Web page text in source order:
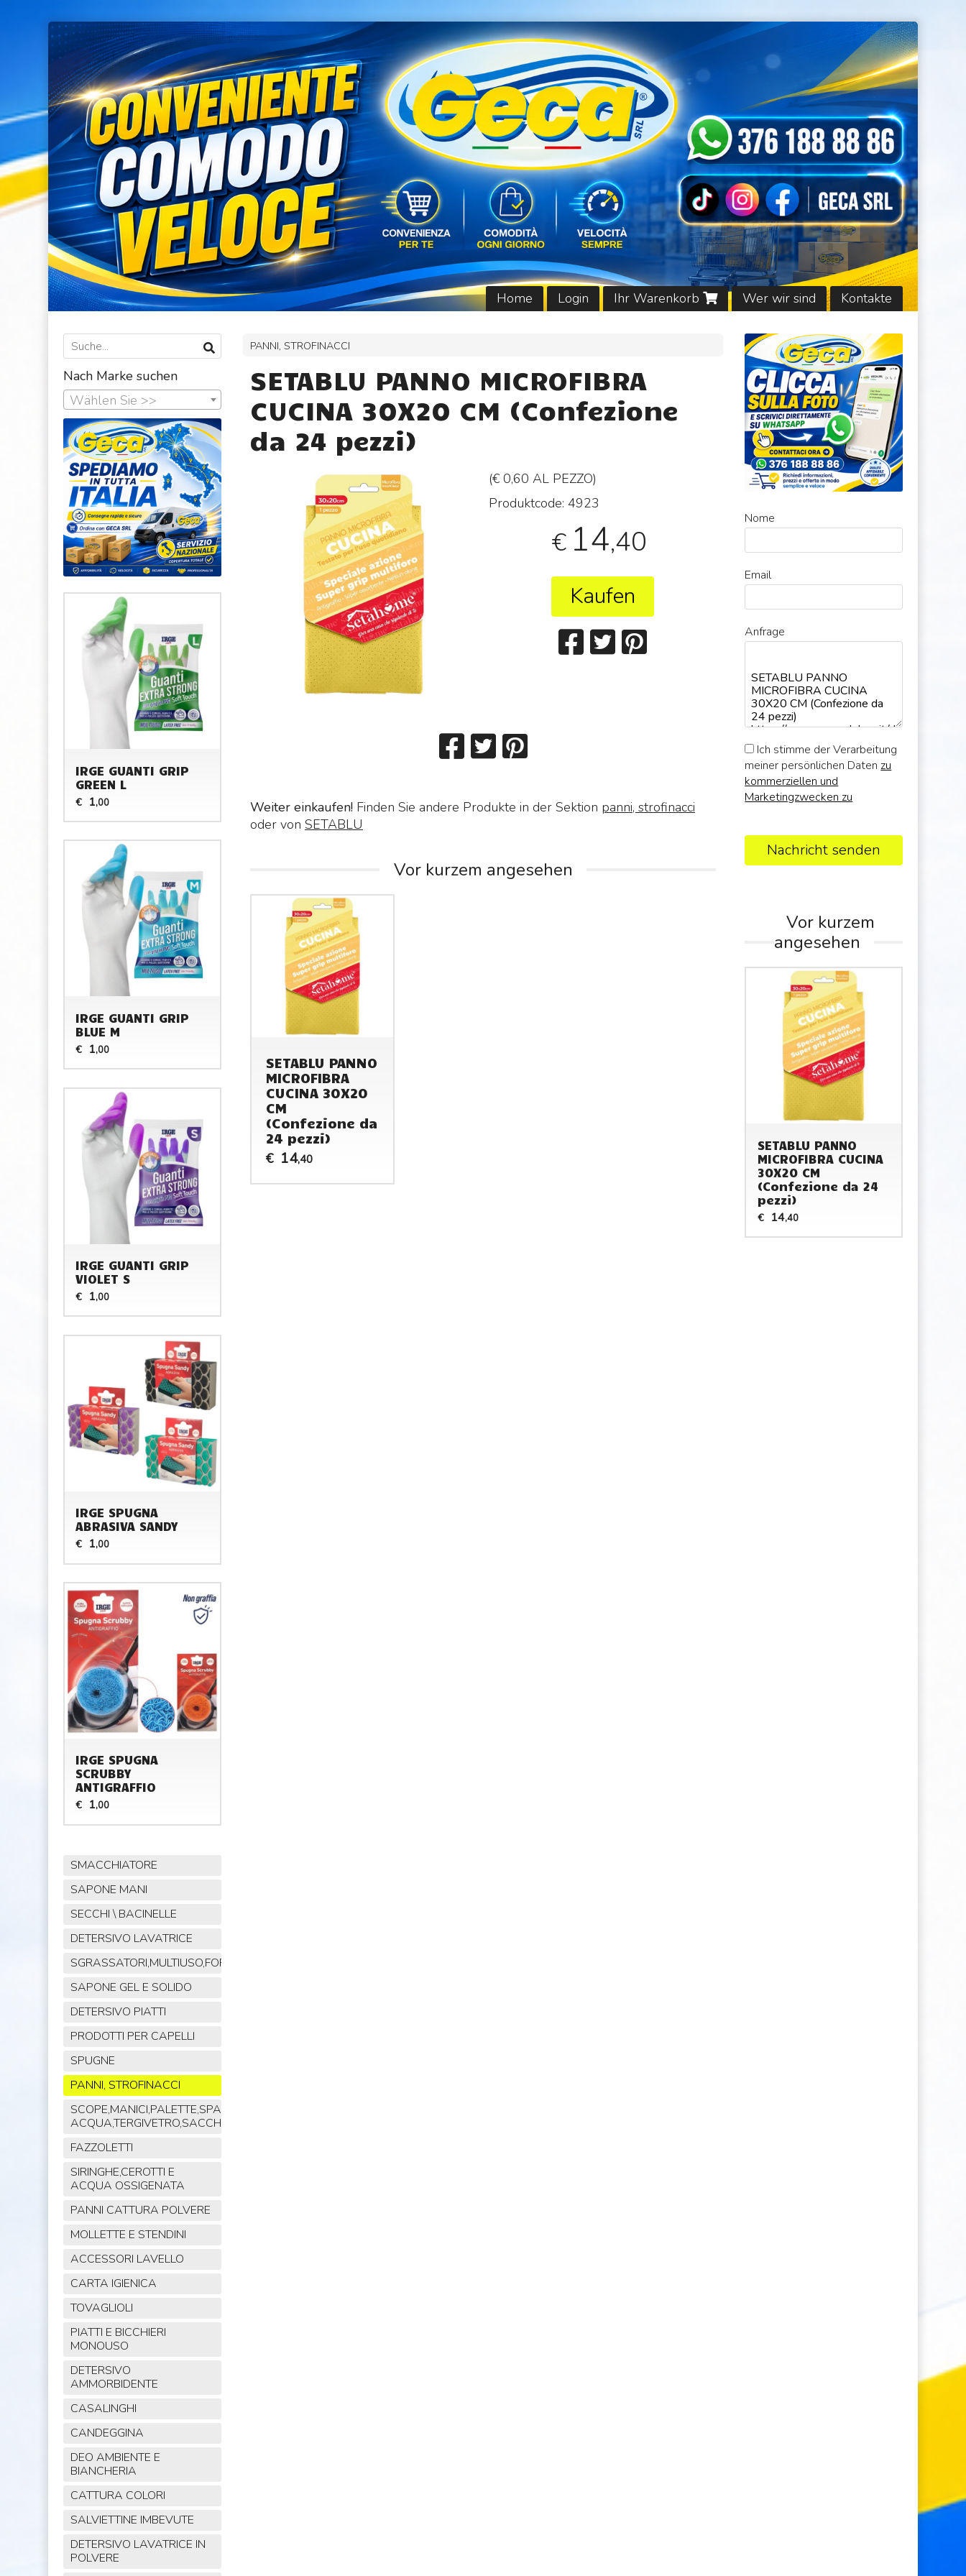
Home Login Ihr Warenkorb Wer wir sind Kontakte
PANNI, STROFINACCI
SETABLU PANNO MICROFIBRA
CUCINA 30X20 CM (Confezione
da 24 pezzi)
(€ 0,60 AL PEZZO)
Produktcode:4923
€ 14,40
Kaufen
Weiter einkaufen!Finden Sie andere Produkte in der Sektion panni, strofinacci
oder von SETABLU
Vor kurzem angesehen
SETABLU PANNO
MICROFIBRA
CUCINA 30X20
CM
(Confezione da
24 pezzi)
€ 14,40
Nach Marke suchen
Wählen Sie >>
IRGE GUANTI GRIP
GREEN L
€ 1,00
IRGE GUANTI GRIP
BLUE M
€ 1,00
IRGE GUANTI GRIP
VIOLET S
€ 1,00
IRGE SPUGNA
ABRASIVA SANDY
€ 1,00
IRGE SPUGNA
SCRUBBY
ANTIGRAFFIO
€ 1,00
SMACCHIATORE
SAPONE MANI
SECCHI \ BACINELLE
DETERSIVO LAVATRICE
SGRASSATORI,MULTIUSO,FORNO,POLVERE,VETRI,AMMONIACA
SAPONE GEL E SOLIDO
DETERSIVO PIATTI
PRODOTTI PER CAPELLI
SPUGNE
PANNI, STROFINACCI
SCOPE,MANICI,PALETTE,SPAZZOLE,TIRA
ACQUA,TERGIVETRO,SACCHI,MOP
FAZZOLETTI
SIRINGHE,CEROTTI E
ACQUA OSSIGENATA
PANNI CATTURA POLVERE
MOLLETTE E STENDINI
ACCESSORI LAVELLO
CARTA IGIENICA
TOVAGLIOLI
PIATTI E BICCHIERI
MONOUSO
DETERSIVO
AMMORBIDENTE
CASALINGHI
CANDEGGINA
DEO AMBIENTE E
BIANCHERIA
CATTURA COLORI
SALVIETTINE IMBEVUTE
DETERSIVO LAVATRICE IN
POLVERE
Nome
Email
Anfrage
Ich stimme der Verarbeitung
meiner persönlichen Daten zu
kommerziellen und
Marketingzwecken zu
Nachricht senden
Vor kurzem
angesehen
SETABLU PANNO
MICROFIBRA CUCINA
30X20 CM
(Confezione da 24
pezzi)
€ 14,40